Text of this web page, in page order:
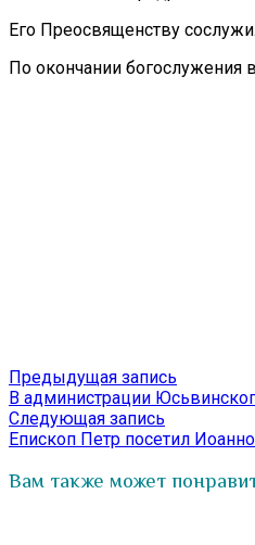
Его Преосвященству
По окончании богослужения
Навигация
по
записям
Предыдущая запись
запись:
В администрации
Следующая запись
запись:
Епископ Петр посетил
Вам также может